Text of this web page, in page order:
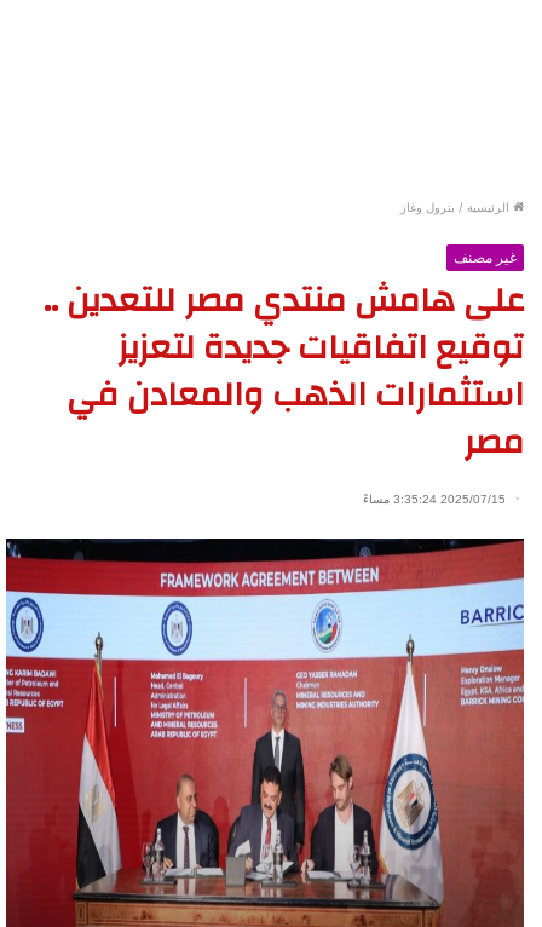
الرئيسية / بترول وغاز
غير مصنف
على هامش منتدي مصر للتعدين ..
توقيع اتفاقيات جديدة لتعزيز
استثمارات الذهب والمعادن في
مصر
2025/07/15 3:35:24 مساءً